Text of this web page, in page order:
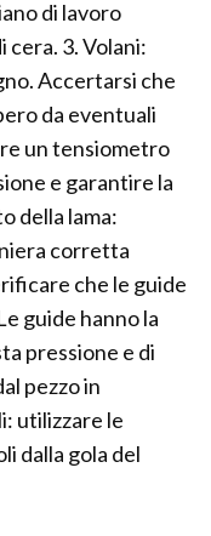
di lavoro
3. Volani:
Accertarsi che
da eventuali
un tensiometro
e garantire la
della lama:
corretta
che le guide
guide hanno la
pressione e di
pezzo in
utilizzare le
dalla gola del